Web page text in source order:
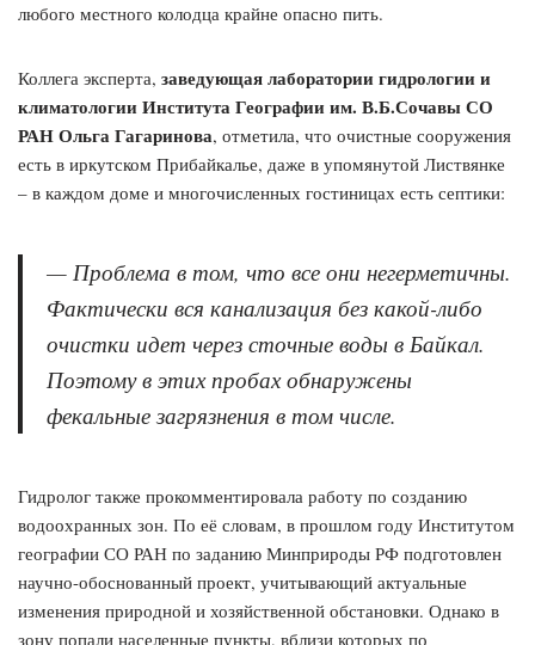
любого местного колодца крайне опасно пить.
Коллега эксперта, заведующая лаборатории гидрологии и
климатологии Института Географии им. В.Б.Сочавы СО
РАН Ольга Гагаринова, отметила, что очистные сооружения
есть в иркутском Прибайкалье, даже в упомянутой Листвянке
– в каждом доме и многочисленных гостиницах есть септики:
— Проблема в том, что все они негерметичны.
Фактически вся канализация без какой-либо
очистки идет через сточные воды в Байкал.
Поэтому в этих пробах обнаружены
фекальные загрязнения в том числе.
Гидролог также прокомментировала работу по созданию
водоохранных зон. По её словам, в прошлом году Институтом
географии СО РАН по заданию Минприроды РФ подготовлен
научно-обоснованный проект, учитывающий актуальные
изменения природной и хозяйственной обстановки. Однако в
зону попали населенные пункты, вблизи которых по